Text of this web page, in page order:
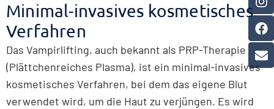
Minimal-invasives kosmetisches
Verfahren
Das Vampirlifting, auch bekannt als PRP-Therapie
(Plättchenreiches Plasma), ist ein minimal-invasives
kosmetisches Verfahren, bei dem das eigene Blut
verwendet wird, um die Haut zu verjüngen. Es wird